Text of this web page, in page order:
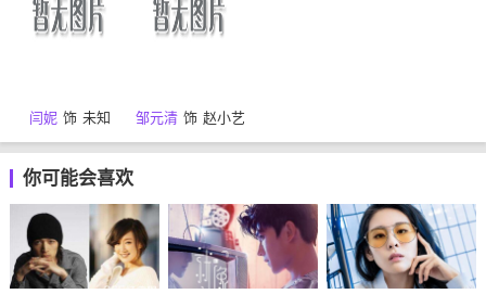
闫妮 饰 未知 邹元清 饰 赵小艺
你可能会喜欢